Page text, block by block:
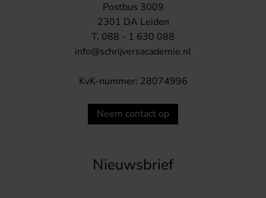
Postbus 3009
2301 DA Leiden
T. 088 - 1 630 088
info@schrijversacademie.nl
KvK-nummer: 28074996
Neem contact op
Nieuwsbrief